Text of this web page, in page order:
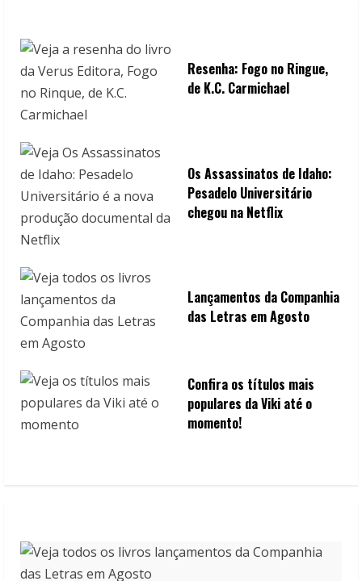
n
g
Resenha: Fogo no Ringue,
de K.C. Carmichael
Os Assassinatos de Idaho:
Pesadelo Universitário
chegou na Netflix
Lançamentos da Companhia
das Letras em Agosto
Confira os títulos mais
populares da Viki até o
momento!